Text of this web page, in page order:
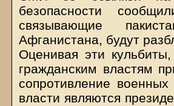
безопасности
связывающие
Афганистана, будут
Оценивая эти
гражданским властям
сопротивление
власти являются